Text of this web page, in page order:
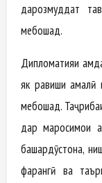
дарозмуддат
мебошад.
Дипломатияи
як равиши амалӣ
мебошад.
дар маросимҳои
башардӯстона,
фарҳангӣ ва